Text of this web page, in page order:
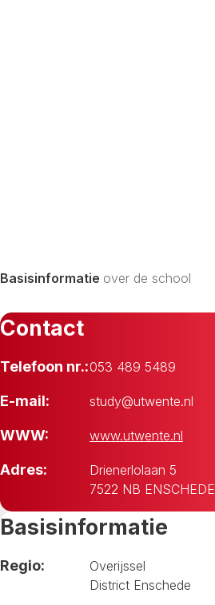
Basisinformatie over de school
Contact
Telefoon nr.:053 489 5489
E-mail: study@utwente.nl
WWW: www.utwente.nl
Adres:
Drienerlolaan 5
7522 NB ENSCHEDE
Basisinformatie
Regio:
Overijssel
District Enschede